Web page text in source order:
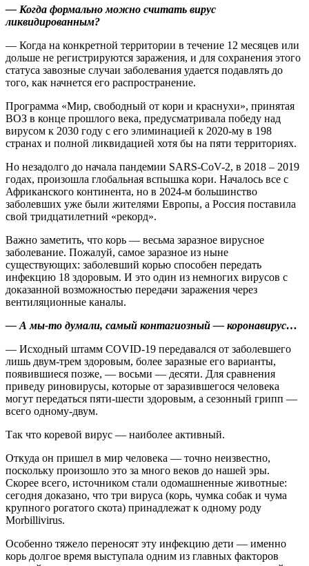
— Когда формально можно считать вирус
ликвидированным?
— Когда на конкретной территории в течение 12 месяцев или
дольше не регистрируются заражения, и для сохранения этого
статуса завозные случаи заболевания удается подавлять до
того, как начнется его распространение.
Программа «Мир, свободный от кори и краснухи», принятая
ВОЗ в конце прошлого века, предусматривала победу над
вирусом к 2030 году с его элиминацией к 2020‑му в 198
странах и полной ликвидацией хотя бы на пяти территориях.
Но незадолго до начала пандемии SARS-CoV-2, в 2018 – 2019
годах, произошла глобальная вспышка кори. Началось все с
Африканского континента, но в 2024‑м большинство
заболевших уже были жителями Европы, а Россия поставила
свой тридцатилетний «рекорд».
Важно заметить, что корь — весьма заразное вирусное
заболевание. Пожалуй, самое заразное из ныне
существующих: заболевший корью способен передать
инфекцию 18 здоровым. И это один из немногих вирусов с
доказанной возможностью передачи заражения через
вентиляционные каналы.
— А мы‑то думали, самый контагиозный — коронавирус…
— Исходный штамм COVID-19 передавался от заболевшего
лишь двум-трем здоровым, более заразные его варианты,
появившиеся позже, — восьми — десяти. Для сравнения
приведу риновирусы, которые от заразившегося человека
могут передаться пяти-шести здоровым, а сезонный грипп —
всего одному-двум.
Так что коревой вирус — наиболее активный.
Откуда он пришел в мир человека — точно неизвестно,
поскольку произошло это за много веков до нашей эры.
Скорее всего, источником стали одомашненные животные:
сегодня доказано, что три вируса (корь, чумка собак и чума
крупного рогатого скота) принадлежат к одному роду
Morbillivirus.
Особенно тяжело переносят эту инфекцию дети — именно
корь долгое время выступала одним из главных факторов